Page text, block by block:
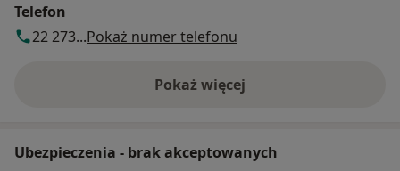
Telefon
22 273...Pokaż numer telefonu
Pokaż więcej
o adresie
Ubezpieczenia - brak akceptowanych